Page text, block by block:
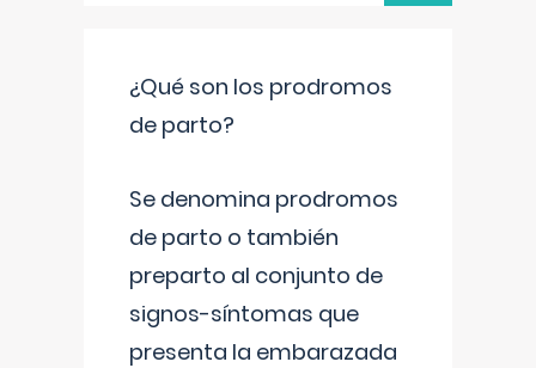
¿Qué son los prodromos
de parto?
Se denomina prodromos
de parto o también
preparto al conjunto de
signos-síntomas que
presenta la embarazada